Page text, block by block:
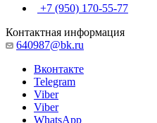
+7 (950) 170-55-77
Контактная информация
640987@bk.ru
Вконтакте
Telegram
Viber
Viber
WhatsApp